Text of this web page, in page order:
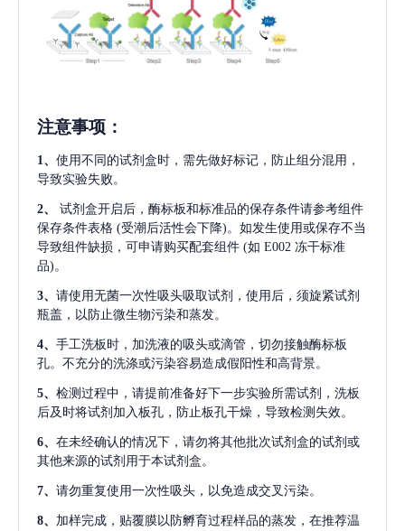
注意事项 ：
1、 使用不同的试剂盒时，需先做好标记，防止组分混用，
导致实验失败。
2、
试剂盒开启后，酶标板和标准品的保存条件请参考组件
保存条件表格 (受潮后活性会下降)。如发生使用或保存不当
导致组件缺损，可申请购买配套组件 (如 E002 冻干标准
品)。
3、 请使用无菌一次性吸头吸取试剂，使用后，须旋紧试剂
瓶盖，以防止微生物污染和蒸发。
4、 手工洗板时，加洗液的吸头或滴管，切勿接触酶标板
孔。不充分的洗涤或污染容易造成假阳性和高背景。
5、 检测过程中，请提前准备好下一步实验所需试剂，洗板
后及时将试剂加入板孔，防止板孔干燥，导致检测失效。
6、 在未经确认的情况下，请勿将其他批次试剂盒的试剂或
其他来源的试剂用于本试剂盒。
7、 请勿重复使用一次性吸头，以免造成交叉污染。
8、 加样完成，贴覆膜以防孵育过程样品的蒸发，在推荐温